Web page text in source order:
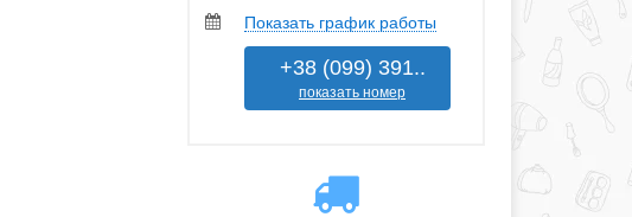
Показать график работы
+38 (099) 391..
показать номер